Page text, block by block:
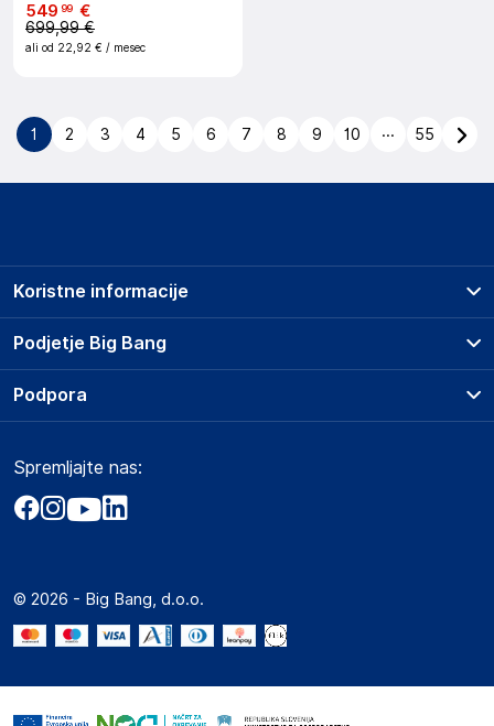
549 99 €
699,99 €
ali od 22,92 € / mesec
1 2 3 4 5 6 7 8 9 10 ... 55
Podjetje Big Bang
O podjetju
Obvestila za javnost
Akt o digitalnih storitvah
Marketplace za partnerje
Novosti
Koristne informacije
Prodajna mesta
Storitve
Dostava, vnos in odvoz
Načini plačila
Zavarovanje izdelkov
Podpora
Marketplace
Kako oddati naročilo?
Spremljajte nas:
© 2026 - Big Bang, d.o.o.